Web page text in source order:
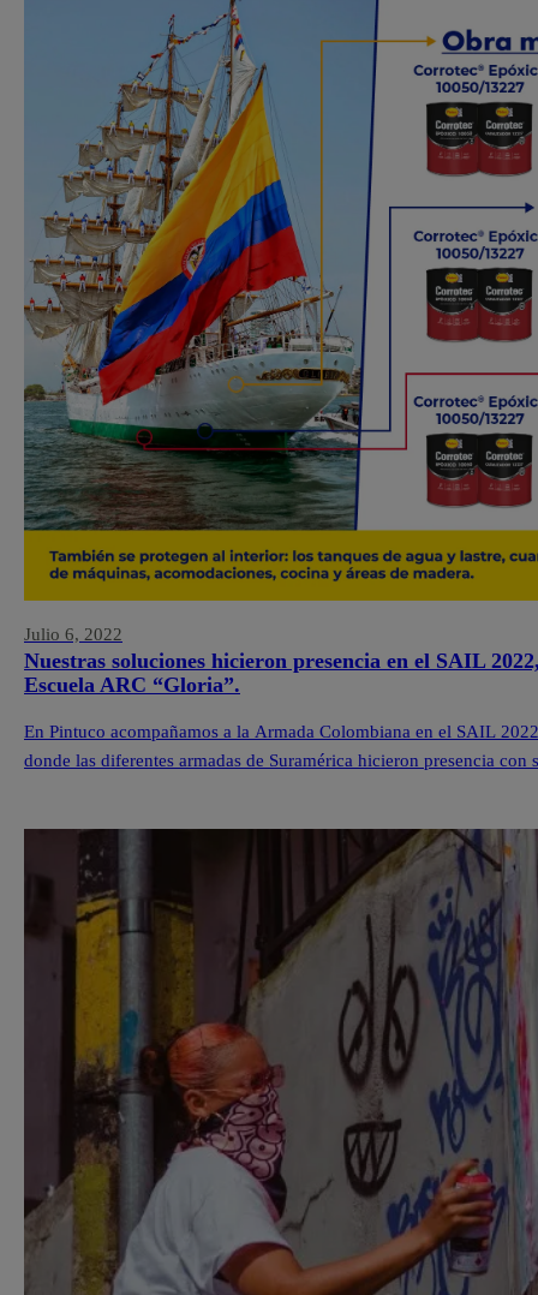
Julio 6, 2022
Nuestras soluciones hicieron presencia en el SAIL
Escuela ARC “Gloria”.
En Pintuco acompañamos a la Armada Colombiana en el SAIL
donde las diferentes armadas de Suramérica hicieron presencia con